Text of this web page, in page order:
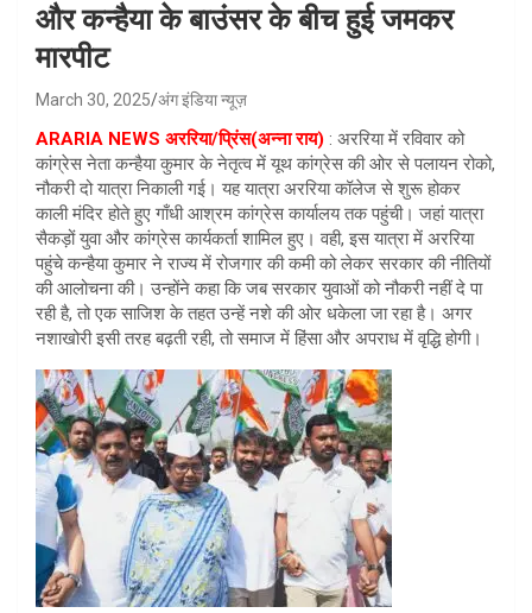
और कन्हैया के बाउंसर के बीच हुई जमकर
मारपीट
March 30, 2025 अंग इंडिया न्यूज़
ARARIA NEWS अररिया/प्रिंस(अन्ना राय) : अररिया में रविवार को
कांग्रेस नेता कन्हैया कुमार के नेतृत्व में यूथ कांग्रेस की ओर से पलायन रोको,
नौकरी दो यात्रा निकाली गई। यह यात्रा अररिया कॉलेज से शुरू होकर
काली मंदिर होते हुए गाँधी आश्रम कांग्रेस कार्यालय तक पहुंची। जहां यात्रा
सैकड़ों युवा और कांग्रेस कार्यकर्ता शामिल हुए। वही, इस यात्रा में अररिया
पहुंचे कन्हैया कुमार ने राज्य में रोजगार की कमी को लेकर सरकार की नीतियों
की आलोचना की। उन्होंने कहा कि जब सरकार युवाओं को नौकरी नहीं दे पा
रही है, तो एक साजिश के तहत उन्हें नशे की ओर धकेला जा रहा है। अगर
नशाखोरी इसी तरह बढ़ती रही, तो समाज में हिंसा और अपराध में वृद्धि होगी।